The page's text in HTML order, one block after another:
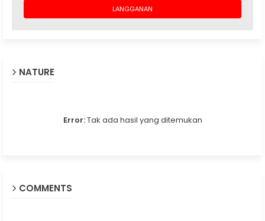
NATURE
Error:Tak ada hasil yang ditemukan
COMMENTS